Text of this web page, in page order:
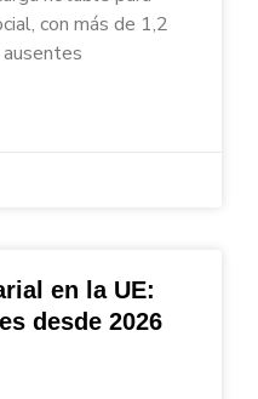
con más de 1,2
en la UE:
desde 2026